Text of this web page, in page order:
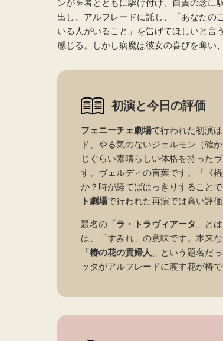
ンが医者とともに駆け付け、自責の念に
出し、アルフレードに託し、「あなたの
いる人がいること」を告げてほしいと言
感じる。しかし病魔は彼女の喜びを奪い
初演と今日の評価
フェニーチェ劇場で行われた初演
ド、やる気のないジェルモン（確
じぐらい素晴らしい体格を持った
す。ヴェルディの言葉です。「《
か？時が経てばはっきりすること
ト劇場で行われた再演では高い評
題名の「ラ・トラヴィアータ 」と
は、「すみれ」の意味です。本来
「椿の花の貴婦人 」という題名だ
ッタがアルフレードに渡す花が椿で